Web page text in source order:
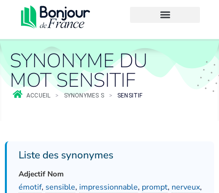
SYNONYME DU
MOT SENSITIF
ACCUEIL > SYNONYMES S > SENSITIF
Liste des synonymes
Adjectif Nom
émotif, sensible, impressionnable, prompt, nerveux,